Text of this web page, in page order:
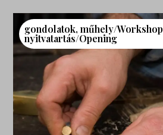
gondolatok,műhely/Workshop
nyitvatartás/Opening